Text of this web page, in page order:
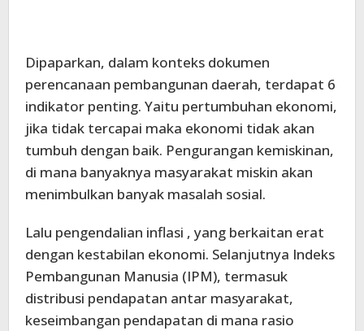
Dipaparkan, dalam konteks dokumen
perencanaan pembangunan daerah, terdapat 6
indikator penting. Yaitu pertumbuhan ekonomi,
jika tidak tercapai maka ekonomi tidak akan
tumbuh dengan baik. Pengurangan kemiskinan,
di mana banyaknya masyarakat miskin akan
menimbulkan banyak masalah sosial.
Lalu pengendalian inflasi , yang berkaitan erat
dengan kestabilan ekonomi. Selanjutnya Indeks
Pembangunan Manusia (IPM), termasuk
distribusi pendapatan antar masyarakat,
keseimbangan pendapatan di mana rasio